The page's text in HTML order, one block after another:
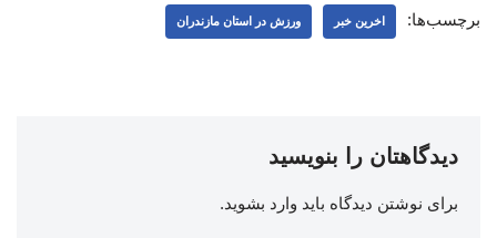
برچسب‌ها: اخرین خبر ورزش در استان مازندران
دیدگاهتان را بنویسید
برای نوشتن دیدگاه باید وارد بشوید.